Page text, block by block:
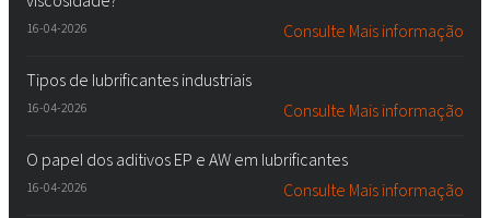
16-04-2026 Consulte Mais informação
Tipos de lubrificantes industriais
16-04-2026 Consulte Mais informação
O papel dos aditivos EP e AW em lubrificantes
16-04-2026 Consulte Mais informação